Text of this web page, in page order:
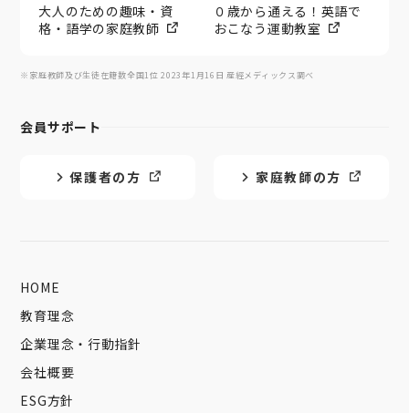
大人のための趣味・資
格・語学の家庭教師
０歳から通える！英語で
おこなう運動教室
※家庭教師及び生徒在籍数全国1位 2023年1月16日 産經メディックス調べ
会員サポート
保護者の方 家庭教師の方
HOME
教育理念
企業理念・行動指針
会社概要
ESG方針